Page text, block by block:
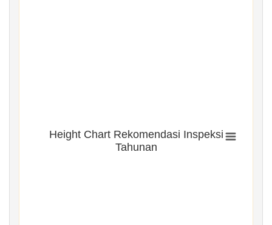
Height Chart Rekomendasi Inspeksi
Tahunan